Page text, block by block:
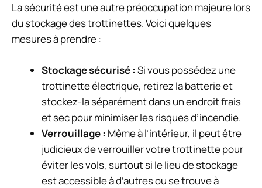
La sécurité est une autre préoccupation majeure lors
du stockage des trottinettes. Voici quelques
mesures à prendre :
Stockage sécurisé : Si vous possédez une
trottinette électrique, retirez la batterie et
stockez-la séparément dans un endroit frais
et sec pour minimiser les risques d’incendie.
Verrouillage : Même à l’intérieur, il peut être
judicieux de verrouiller votre trottinette pour
éviter les vols, surtout si le lieu de stockage
est accessible à d’autres ou se trouve à